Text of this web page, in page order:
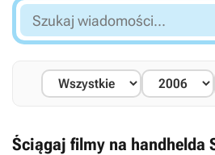
Szukaj
wiadomości...
Ściągaj filmy na handhelda